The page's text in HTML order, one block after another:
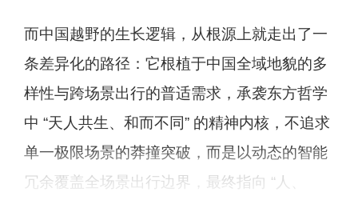
而中国越野的生长逻辑，从根源上就走出了一
条差异化的路径：它根植于中国全域地貌的多
样性与跨场景出行的普适需求，承袭东方哲学
中 “天人共生、和而不同” 的精神内核，不追求
单一极限场景的莽撞突破，而是以动态的智能
冗余覆盖全场景出行边界，最终指向 “人、